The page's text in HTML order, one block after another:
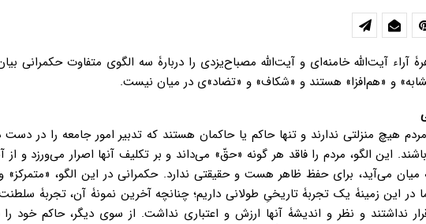
آراء آیت‌الله خامنه‌ای و آیت‌الله مصباح‌یزدی را دربارۀ سه الگوی متفاوت حکمرانی
و «هم‌افزا» هستند و «شکاف» و «تضاد»ی در میان نیست.
هیچ منزلتی ندارند و تنها حاکم یا حاکمان هستند که تدبیر امور جامعه را در دست
این الگو، مردم را فاقد هر گونه «حقّ» می‌داند و بر تکلیف آنها اصرار می‌ورزد و از
می‌آید، برای حفظ ظاهر هست و حقیقتی ندارد. حکمرانی در این الگو، «متمرکز»
زمینۀ یک تجربۀ تاریخیِ طولانی داریم؛ چنانچه آخرین نمونۀ آن، تجربۀ
نداشتند و نظر و اندیشۀ آنها ارزش و اعتباری نداشت. از سوی دیگر، حاکم خود را